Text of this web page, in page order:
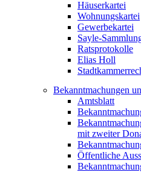
Häuserkartei
Wohnungskartei
Gewerbekartei
Sayle-
Ratsprotokolle
Elias Holl
Bekanntmachungen
Amtsblatt
mit zweiter
Öffentliche